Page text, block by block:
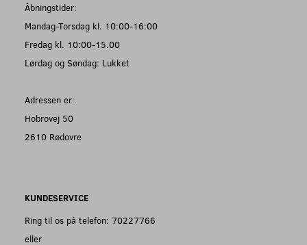
Åbningstider:
Mandag-Torsdag kl. 10:00-16:00
Fredag kl. 10:00-15.00
Lørdag og Søndag: Lukket
Adressen er:
Hobrovej 50
2610 Rødovre
KUNDESERVICE
Ring til os på telefon: 70227766
eller